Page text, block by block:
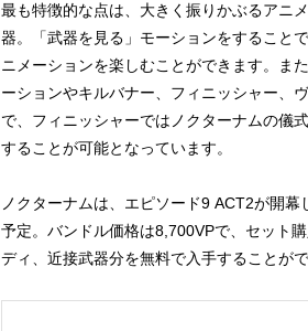
最も特徴的な点は、大きく振りかぶるアニ
器。「武器を見る」モーションをすること
ニメーションを楽しむことができます。ま
ーションやキルバナー、フィニッシャー、
で、フィニッシャーではノクターナムの儀
することが可能となっています。
ノクターナムは、エピソード9 ACT2が開
予定。バンドル価格は8,700VPで、セット
ディ、近接武器分を無料で入手することがで